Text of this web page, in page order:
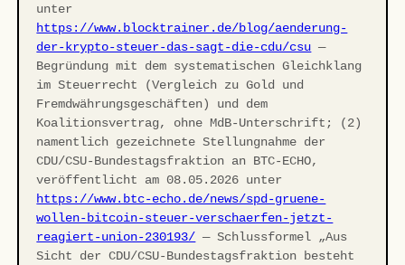
unter
https://www.blocktrainer.de/blog/aenderung-
der-krypto-steuer-das-sagt-die-cdu/csu —
Begründung mit dem systematischen Gleichklang
im Steuerrecht (Vergleich zu Gold und
Fremdwährungsgeschäften) und dem
Koalitionsvertrag, ohne MdB-Unterschrift; (2)
namentlich gezeichnete Stellungnahme der
CDU/CSU-Bundestagsfraktion an BTC-ECHO,
veröffentlicht am 08.05.2026 unter
https://www.btc-echo.de/news/spd-gruene-
wollen-bitcoin-steuer-verschaerfen-jetzt-
reagiert-union-230193/ — Schlussformel „Aus
Sicht der CDU/CSU-Bundestagsfraktion besteht